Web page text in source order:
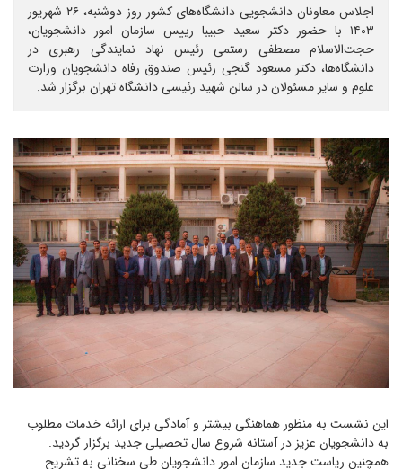
اجلاس معاونان دانشجویی دانشگاه‌های کشور روز دوشنبه، ۲۶ شهریور
۱۴۰۳ با حضور دکتر سعید حبیبا رییس سازمان امور دانشجویان،
حجت‌الاسلام مصطفی رستمی رئیس نهاد نمایندگی رهبری در
دانشگاه‌ها، دکتر مسعود گنجی رئیس صندوق رفاه دانشجویان وزارت
علوم و سایر مسئولان در سالن شهید رئیسی دانشگاه تهران برگزار شد.
این نشست به منظور هماهنگی بیشتر و آمادگی برای ارائه خدمات مطلوب
به دانشجویان عزیز در آستانه شروع سال تحصیلی جدید برگزار گردید.
همچنین ریاست جدید سازمان امور دانشجویان طی سخنانی به تشریح